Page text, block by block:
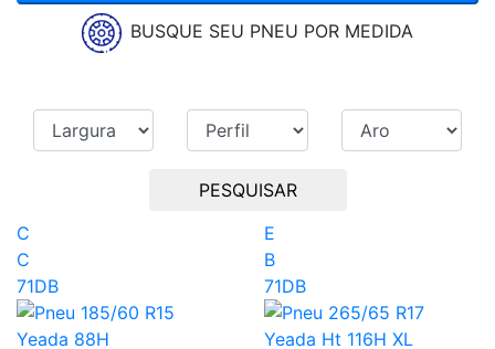
BUSQUE SEU PNEU POR MEDIDA
PESQUISAR
C
C
71DB
E
B
71DB